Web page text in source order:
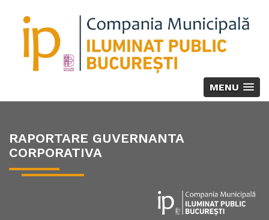
MENU
RAPORTARE GUVERNANTA
CORPORATIVA